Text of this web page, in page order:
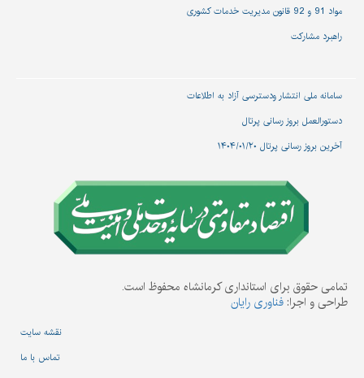
مواد 91 و 92 قانون مدیریت خدمات کشوری
راهبرد مشارکت
سامانه ملی انتشار و‌دسترسی آزاد به اطلاعات
دستورالعمل بروز رسانی پرتال
آخرین بروز رسانی پرتال ۱۴۰۴/۰۱/۲۰
تمامی حقوق برای استانداری کرمانشاه محفوظ است.
طراحی و اجرا: فناوری رایان
نقشه سایت
تماس با ما